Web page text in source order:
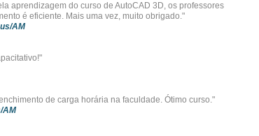
aprendizagem do curso de AutoCAD 3D, os professores
é eficiente. Mais uma vez, muito obrigado."
AM
de carga horária na faculdade. Ótimo curso."
AM